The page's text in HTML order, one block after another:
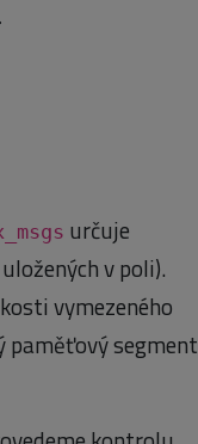
určuje
v poli).
vymezeného
paměťový segment